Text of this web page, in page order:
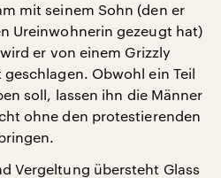
mit seinem Sohn (den er
Ureinwohnerin gezeugt hat)
er von einem Grizzly
Obwohl ein Teil
soll, lassen ihn die Männer
ohne den protestierenden
Vergeltung übersteht Glass